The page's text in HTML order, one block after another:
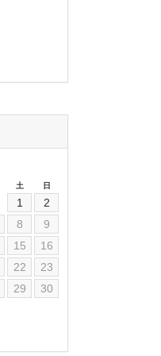
土 日
1
2
8
9
15
16
22
23
29
30